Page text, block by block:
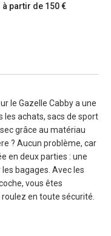
partir de 150 €
le Gazelle Cabby a une
les achats, sacs de sport
grâce au matériau
? Aucun problème, car
en deux parties : une
bagages. Avec les
vous êtes
en toute sécurité.